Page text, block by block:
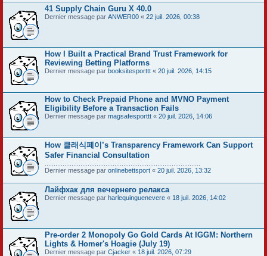
41 Supply Chain Guru X 40.0
Dernier message par ANWER00 « 22 juil. 2026, 00:38
How I Built a Practical Brand Trust Framework for
Reviewing Betting Platforms
Dernier message par booksitesporttt « 20 juil. 2026, 14:15
How to Check Prepaid Phone and MVNO Payment
Eligibility Before a Transaction Fails
Dernier message par magsafesporttt « 20 juil. 2026, 14:06
How 클래식페이’s Transparency Framework Can Support
Safer Financial Consultation
Dernier message par onlinebettsport « 20 juil. 2026, 13:32
Лайфхак для вечернего релакса
Dernier message par harlequinguenevere « 18 juil. 2026, 14:02
Pre-order 2 Monopoly Go Gold Cards At IGGM: Northern
Lights & Homer's Hoagie (July 19)
Dernier message par Cjacker « 18 juil. 2026, 07:29